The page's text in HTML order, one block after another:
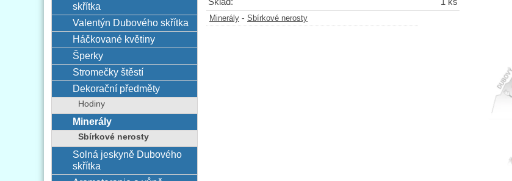
Minerály - Sbírkové nerosty
skřítka
Valentýn Dubového skřítka
Háčkované květiny
Šperky
Stromečky štěstí
Dekorační předměty
Hodiny
Minerály
Sbírkové nerosty
Solná jeskyně Dubového
skřítka